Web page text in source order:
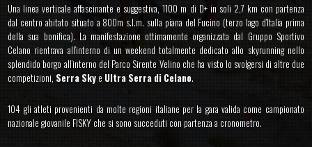
Una linea verticale affascinante e suggestiva, 1100 m di D+ in soli 2,7 km con partenza
dal centro abitato situato a 800m s.l.m. sulla piana del Fucino (terzo lago d’Italia prima
della sua bonifica). La manifestazione ottimamente organizzata dal Gruppo Sportivo
Celano rientrava all’interno di un weekend totalmente dedicato allo skyrunning nello
splendido borgo all’interno del Parco Sirente Velino che ha visto lo svolgersi di altre due
competizioni, Serra Sky e Ultra Serra di Celano.
104 gli atleti provenienti da molte regioni italiane per la gara valida come campionato
nazionale giovanile FISKY che si sono succeduti con partenza a cronometro.